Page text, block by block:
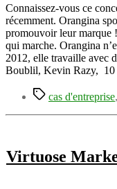
Connaissez-vous ce
récemment. Orangina
promouvoir leur marque
qui marche. Orangina
2012, elle travaille avec
Boublil, Kevin Razy,
Étiquettes
cas d'entreprise,
Virtuose